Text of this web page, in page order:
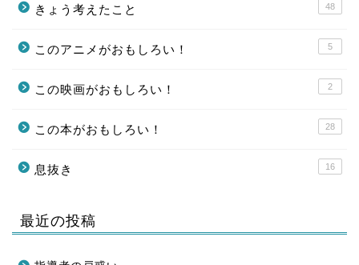
きょう考えたこと 48
このアニメがおもしろい！ 5
この映画がおもしろい！ 2
この本がおもしろい！ 28
息抜き 16
最近の投稿